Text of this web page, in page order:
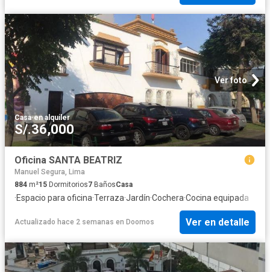
Ver foto
Casa·en alquiler
S/.36,000
Oficina SANTA BEATRIZ
Manuel Segura, Lima
884 m²15 Dormitorios7 BañosCasa
·Espacio para oficina·Terraza·Jardín·Cochera·Cocina equipada
Actualizado hace 2 semanas en Doomos Ver en detalle